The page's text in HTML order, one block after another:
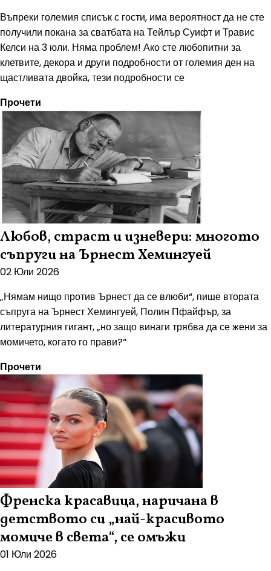
Въпреки големия списък с гости, има вероятност да не сте
получили покана за сватбата на Тейлър Суифт и Травис
Келси на 3 юли. Няма проблем! Ако сте любопитни за
клетвите, декора и други подробности от големия ден на
щастливата двойка, тези подробности се
Прочети
Любов, страст и изневери: многото
съпруги на Ърнест Хемингуей
02 Юли 2026
„Нямам нищо против Ърнест да се влюби“, пише втората
съпруга на Ърнест Хемингуей, Полин Пфайфър, за
литературния гигант, „но защо винаги трябва да се жени за
момичето, когато го прави?“
Прочети
Френска красавица, наричана в
детството си „най-красивото
момиче в света“, се омъжи
01 Юли 2026